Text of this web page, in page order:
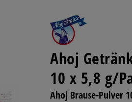
PAPIERE
BASTELN &
KREATIV
Ahoj
10 x 5,8 g/
Ahoj Brause-Pulver